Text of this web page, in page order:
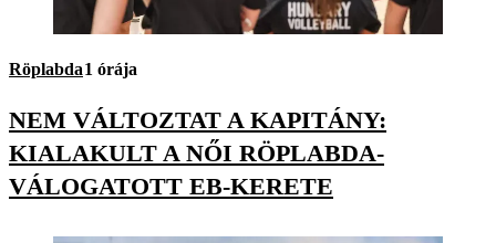
Röplabda1 órája
NEM VÁLTOZTAT A KAPITÁNY:
KIALAKULT A NŐI RÖPLABDA-
VÁLOGATOTT EB-KERETE